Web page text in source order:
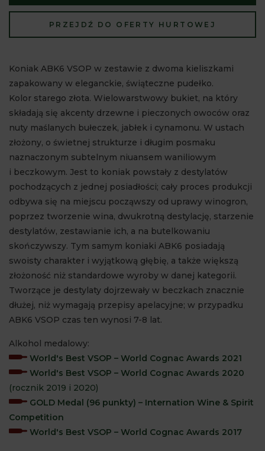
PRZEJDŹ DO OFERTY HURTOWEJ
Koniak ABK6 VSOP w zestawie z dwoma kieliszkami
zapakowany w eleganckie, świąteczne pudełko.
Kolor starego złota. Wielowarstwowy bukiet, na który
składają się akcenty drzewne i pieczonych owoców oraz
nuty maślanych bułeczek, jabłek i cynamonu. W ustach
złożony, o świetnej strukturze i długim posmaku
naznaczonym subtelnym niuansem waniliowym
i beczkowym. Jest to koniak powstały z destylatów
pochodzących z jednej posiadłości; cały proces produkcji
odbywa się na miejscu począwszy od uprawy winogron,
poprzez tworzenie wina, dwukrotną destylację, starzenie
destylatów, zestawianie ich, a na butelkowaniu
skończywszy. Tym samym koniaki ABK6 posiadają
swoisty charakter i wyjątkową głębię, a także większą
złożoność niż standardowe wyroby w danej kategorii.
Tworzące je destylaty dojrzewały w beczkach znacznie
dłużej, niż wymagają przepisy apelacyjne; w przypadku
ABK6 VSOP czas ten wynosi 7-8 lat.
Alkohol medalowy:
World's Best VSOP – World Cognac Awards 2021
World's Best VSOP – World Cognac Awards 2020
(rocznik 2019 i 2020)
GOLD Medal (96 punkty) – Internation Wine & Spirit
Competition
World's Best VSOP – World Cognac Awards 2017